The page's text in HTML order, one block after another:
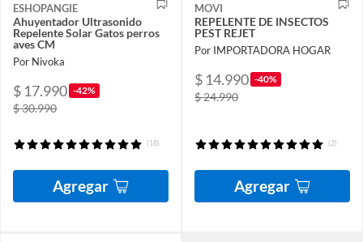
ESHOPANGIE
Ahuyentador Ultrasonido
Repelente Solar Gatos perros
aves CM
Por Nivoka
$ 17.990 -42%
$ 30.990
(18)
Agregar
MOVI
REPELENTE DE INSECTOS
PEST REJET
Por IMPORTADORA HOGAR
$ 14.990 -40%
$ 24.990
(2)
Agregar